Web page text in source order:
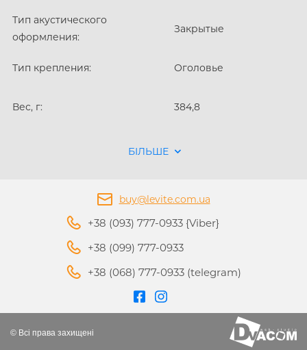
Тип акустического
оформления:
Закрытые
Тип крепления: Оголовье
Вес, г: 384,8
БІЛЬШЕ
buy@levite.com.ua
+38 (093) 777-0933 {Viber}
+38 (099) 777-0933
+38 (068) 777-0933 (telegram)
© Всі права захищені